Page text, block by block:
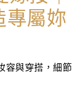
專屬妳